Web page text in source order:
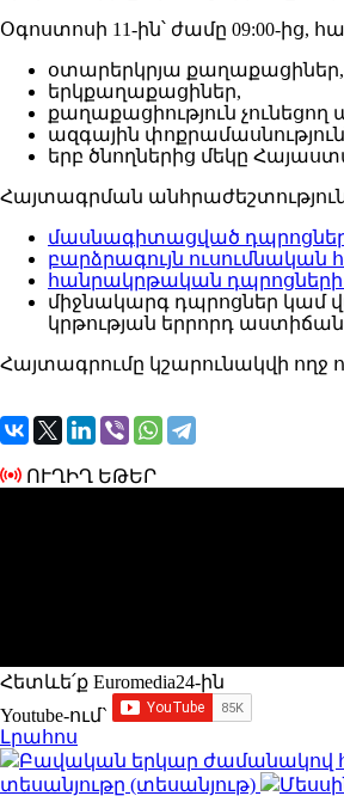
Օգոստոսի 11-ին՝ ժամը 09:00-ից,
օտարերկրյա քաղաքացիներ,
երկքաղաքացիներ,
քաղաքացիություն
ազգային
երբ ծնողներից մեկը
Հայտագրման անհրաժեշտություն
մասնագիտացված
բարձրագույն ուսումնական
հանրակրթական դպրոցների
միջնակարգ դպրոցներ կամ
կրթության երրորդ
Հայտագրումը կշարունակվի ողջ
ՈՒՂԻՂ ԵԹԵՐ
Հետևե՛ք Euromedia24-ին
Youtube-ում`
Լրահոս
Բավական երկար ժամանակով
տեսանյութը (տեսանյութ)